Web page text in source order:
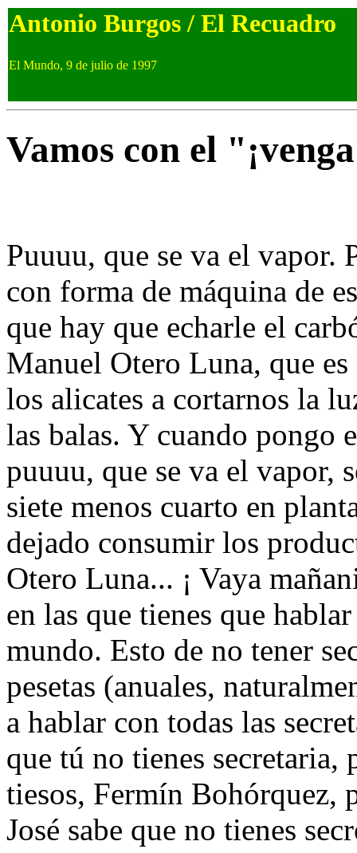
Antonio Burgos / El Recuadro
El Mundo, 9 de julio de 1997
Vamos con el
Puuuu, que se va el vapor.
con forma de máquina de
que hay que echarle el
Manuel Otero Luna, que
los alicates a cortarnos la
las balas. Y cuando pongo
puuuu, que se va el vapor,
siete menos cuarto en
dejado consumir los
Otero Luna... ¡ Vaya
en las que tienes que
mundo. Esto de no tener
pesetas (anuales,
a hablar con todas las
que tú no tienes secretaria,
tiesos, Fermín Bohórquez,
José sabe que no tienes